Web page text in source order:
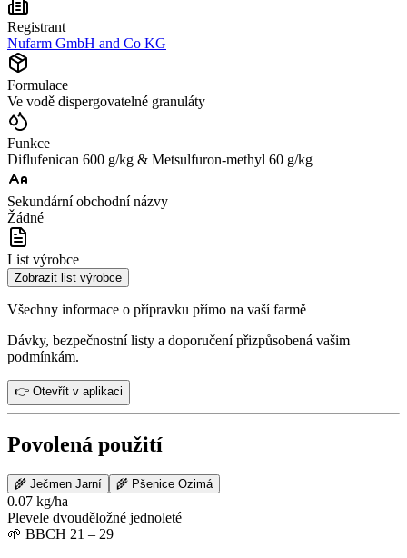
Registrant
Nufarm GmbH and Co KG
Formulace
Ve vodě dispergovatelné granuláty
Funkce
Diflufenican 600 g/kg & Metsulfuron-methyl 60 g/kg
Sekundární obchodní názvy
Žádné
List výrobce
Zobrazit list výrobce
Všechny informace o přípravku přímo na vaší farmě
Dávky, bezpečnostní listy a doporučení přizpůsobená vašim
podmínkám.
👉 Otevřít v aplikaci
Povolená použití
🌾 Ječmen Jarní 🌾 Pšenice Ozimá
0.07 kg/ha
Plevele dvouděložné jednoleté
🌱 BBCH 21 – 29